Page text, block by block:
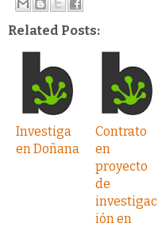
Related Posts:
Investiga
en Doñana
Contrato
en
proyecto
de
investigac
ión en